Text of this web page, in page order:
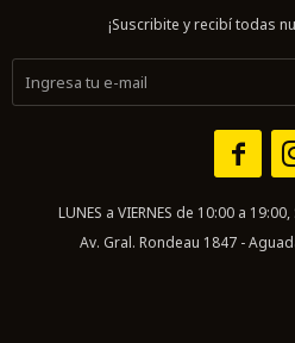
¡Suscribite y recibí todas

LUNES a VIERNES de 10:00 a
Av. Gral. Rondeau 1847 -